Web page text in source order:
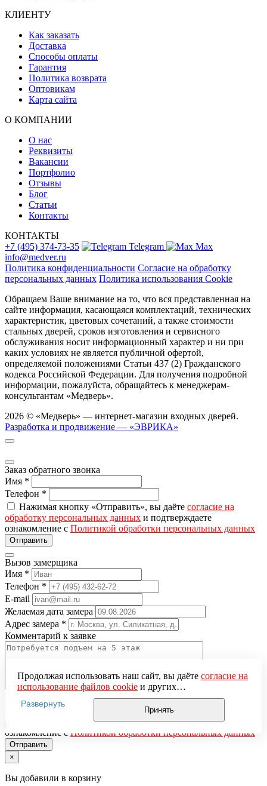
КЛИЕНТУ
Как заказать
Доставка
Способы оплаты
Гарантия
Политика возврата
Оптовикам
Карта сайта
О КОМПАНИИ
О нас
Реквизиты
Вакансии
Портфолио
Отзывы
Блог
Статьи
Контакты
КОНТАКТЫ
+7 (495) 374-73-35
Telegram
Max
info@medver.ru
Политика конфиденциальности Согласие на обработку
персональных данных Политика использования Cookie
Обращаем Ваше внимание на то, что вся представленная на
сайте информация, касающаяся комплектаций, технических
характеристик, цветовых сочетаний, а также стоимости
стальных дверей, сроков изготовления и сервисного
обслуживания носит информационный характер и ни при
каких условиях не является публичной офертой,
определяемой положениями Статьи 437 (2) Гражданского
кодекса Российской Федерации. Для получения подробной
информации, пожалуйста, обращайтесь к менеджерам-
консультантам «Медверь».
2026 © «Медверь» — интернет-магазин входных дверей.
Разработка и продвижение — «ЭВРИКА»
Заказ обратного звонка
Имя *
Телефон *
Нажимая кнопку «Отправить», вы даёте согласие на
обработку персональных данных и подтверждаете
ознакомление с Политикой обработки персональных данных
Вызов замерщика
Имя *
Телефон *
E-mail
Желаемая дата замера
Адрес замера *
Комментарий к заявке
Понравившаяся модель
Нажимая кнопку «Отправить», вы даёте
обработку персональных данныхи подтверждаете
ознакомление с Политикой обработки персональных данных
Продолжая использовать наш сайт, вы даёте согласие на
использование файлов cookieи других
пользовательских данных (включая IP-адрес, сведения о
местоположении, устройстве, действиях на сайте и т. п.)
для функционирования сайта, проведения
использования систем аналитики (например,
Яндекс.Метрика), в соответствии с нашей
Если вы не хотите, чтобы ваши данные обрабатывались,
настройте ограничения в браузере или покиньте сайт.
Развернуть
Принять
×
Вы добавили в корзину